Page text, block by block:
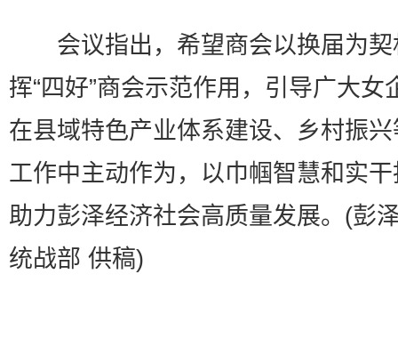
会议指出，希望商会以换届为契
挥“四好”商会示范作用，引导广大女
在县域特色产业体系建设、乡村振
工作中主动作为，以巾帼智慧和实
助力彭泽经济社会高质量发展。(彭
统战部 供稿)